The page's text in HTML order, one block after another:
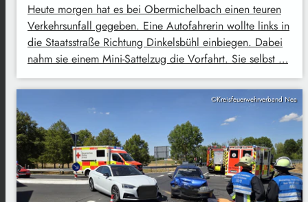
Heute morgen hat es bei Obermichelbach einen teuren
Verkehrsunfall gegeben. Eine Autofahrerin wollte links in
die Staatsstraße Richtung Dinkelsbühl einbiegen. Dabei
nahm sie einem Mini-Sattelzug die Vorfahrt. Sie selbst …
©Kreisfeuerwehrverband Nea